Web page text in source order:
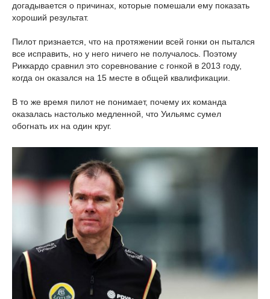
догадывается о причинах, которые помешали ему показать
хороший результат.
Пилот признается, что на протяжении всей гонки он пытался
все исправить, но у него ничего не получалось. Поэтому
Риккардо сравнил это соревнование с гонкой в 2013 году,
когда он оказался на 15 месте в общей квалификации.
В то же время пилот не понимает, почему их команда
оказалась настолько медленной, что Уильямс сумел
обогнать их на один круг.